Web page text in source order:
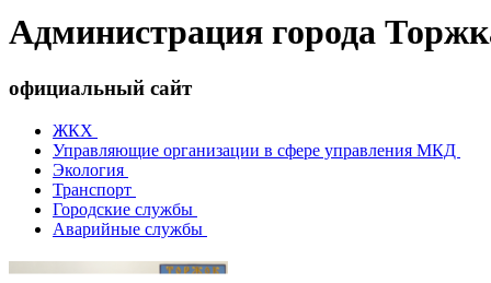
Администрация города
официальный сайт
ЖКХ
Управляющие организации в сфере управления МКД
Экология
Транспорт
Городские службы
Аварийные службы